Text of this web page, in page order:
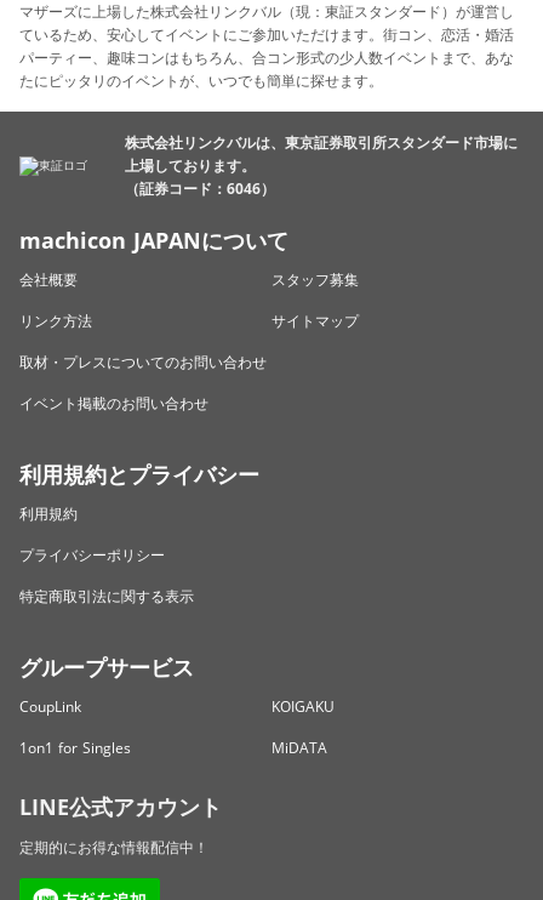
マザーズに上場した株式会社リンクバル（現：東証スタンダード）が運営し
ているため、安心してイベントにご参加いただけます。街コン、恋活・婚活
パーティー、趣味コンはもちろん、合コン形式の少人数イベントまで、あな
たにピッタリのイベントが、いつでも簡単に探せます。
株式会社リンクバルは、東京証券取引所スタンダード市場に
上場しております。
（証券コード：6046）
machicon JAPANについて
会社概要
スタッフ募集
リンク方法
サイトマップ
取材・プレスについてのお問い合わせ
イベント掲載のお問い合わせ
利用規約とプライバシー
利用規約
プライバシーポリシー
特定商取引法に関する表示
グループサービス
CoupLink
KOIGAKU
1on1 for Singles
MiDATA
LINE公式アカウント
定期的にお得な情報配信中！